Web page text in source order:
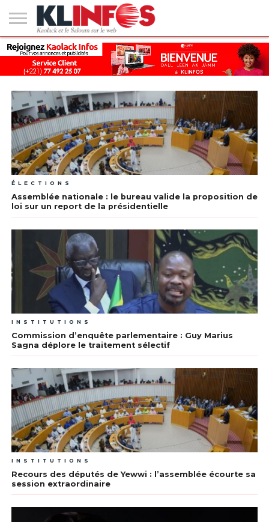
#2
(PAS
DE
TITRE)
KAOLACK
POLITIQUE
ECONOMIE
SOCIÉTÉ
CULTURE
PEOPLE
SPORT
SANTÉ
AFRIQUE
INTERNATIONAL
EMPLOI &
FORMATION
ÉLECTIONS
Assemblée nationale : le bureau valide la proposition de
loi sur un report de la présidentielle
INSTITUTIONS
Commission d’enquête parlementaire : Guy Marius
Sagna déplore le traitement sélectif
INSTITUTIONS
Recours des députés de Yewwi : l’assemblée écourte sa
session extraordinaire